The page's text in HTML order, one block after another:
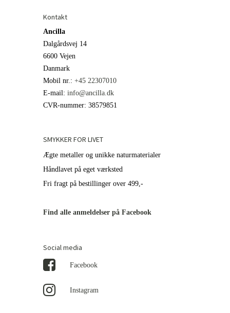
Kontakt
Ancilla
Dalgårdsvej 14
6600 Vejen
Danmark
Mobil nr. : +45 22307010
E-mail : info@ancilla.dk
CVR-nummer: 38579851
SMYKKER FOR LIVET
Ægte metaller og unikke naturmaterialer
Håndlavet på eget værksted
Fri fragt på bestillinger over 499,-
Find alle anmeldelser på Facebook
Social media
Facebook
Instagram